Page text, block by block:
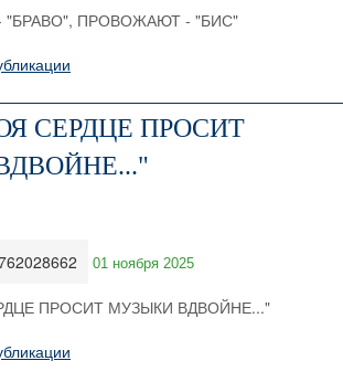
"БРАВО", ПРОВОЖАЮТ - "БИС"
СЕРДЦЕ ПРОСИТ
01 ноября 2025
ПРОСИТ МУЗЫКИ ВДВОЙНЕ..."